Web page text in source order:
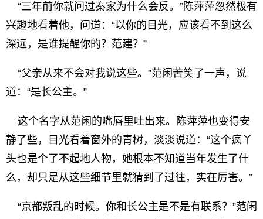
“三年前你就问过秦家为什么会反。”陈萍萍忽然极有
兴趣地看着他，问道：“以你的目光，应该看不到这么
深远，是谁提醒你的？范建？”
“父亲从来不会对我说这些。”范闲苦笑了一声，说
道：“是长公主。”
这个名字从范闲的嘴唇里吐出来。陈萍萍也变得安
静了些，目光看着窗外的青树，淡淡说道：“这个疯丫
头也是个了不起地人物，她根本不知道当年发生了什
么，却只是从这些细节里就猜到了过往，实在厉害。”
“京都叛乱的时候。你和长公主是不是有联系？”范闲